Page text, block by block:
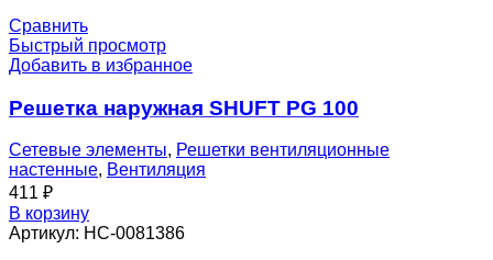
Сравнить
Быстрый просмотр
Добавить в избранное
Решетка наружная SHUFT PG 100
Сетевые элементы, Решетки вентиляционные
настенные, Вентиляция
411 ₽
В корзину
Артикул: НС-0081386